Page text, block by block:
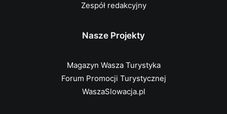
Zespół redakcyjny
Nasze Projekty
Magazyn Wasza Turystyka
Forum Promocji Turystycznej
WaszaSlowacja.pl